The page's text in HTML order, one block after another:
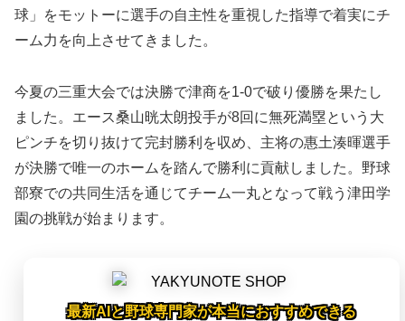
球」をモットーに選手の自主性を重視した指導で着実にチ
ーム力を向上させてきました。
今夏の三重大会では決勝で津商を1-0で破り優勝を果たし
ました。エース桑山晄太朗投手が8回に無死満塁という大
ピンチを切り抜けて完封勝利を収め、主将の惠土湊暉選手
が決勝で唯一のホームを踏んで勝利に貢献しました。野球
部寮での共同生活を通じてチーム一丸となって戦う津田学
園の挑戦が始まります。
最新AIと野球専門家が本当におすすめできる